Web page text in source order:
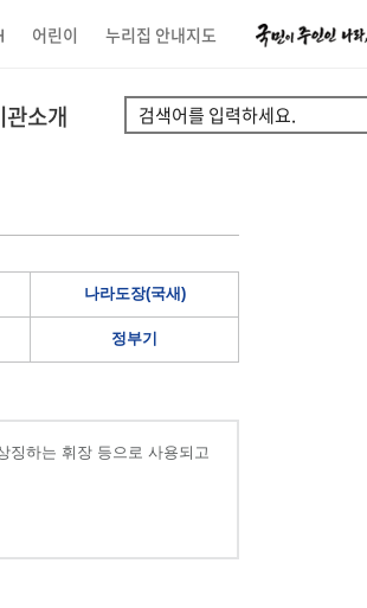
어린이 누리집 안내지도
관소개
나라도장(국새)
정부기
징하는 휘장 등으로 사용되고